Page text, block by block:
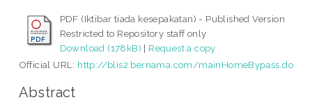
PDF (Iktibar tiada kesepakatan) - Published Version
Restricted to Repository staff only
Download (178kB) | Request a copy
Official URL: http://blis2.bernama.com/mainHomeBypass.do
Abstract